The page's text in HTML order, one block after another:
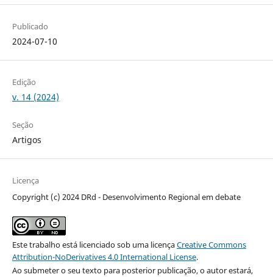
Publicado
2024-07-10
Edição
v. 14 (2024)
Seção
Artigos
Licença
Copyright (c) 2024 DRd - Desenvolvimento Regional em debate
Este trabalho está licenciado sob uma licençaCreative Commons
Attribution-NoDerivatives 4.0 International License.
Ao submeter o seu texto para posterior publicação, o autor estará,